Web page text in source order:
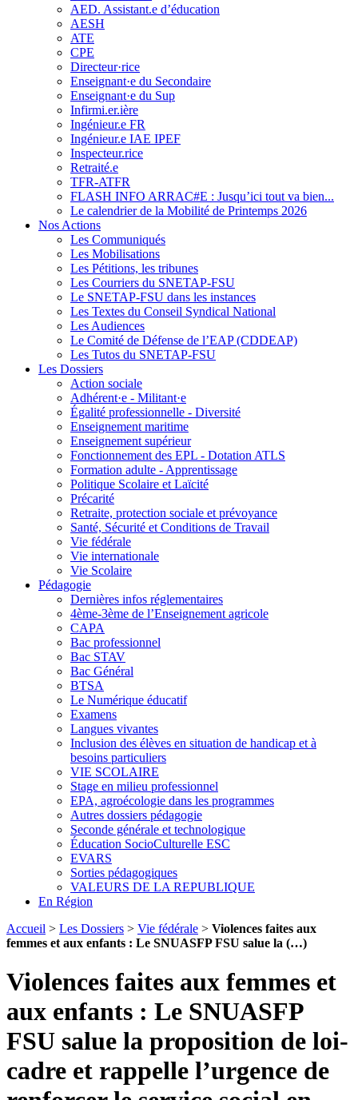
AED. Assistant.e d’éducation
AESH
ATE
CPE
Directeur·rice
Enseignant·e du Secondaire
Enseignant·e du Sup
Infirmi.er.ière
Ingénieur.e FR
Ingénieur.e IAE IPEF
Inspecteur.rice
Retraité.e
TFR-ATFR
FLASH INFO ARRAC#E : Jusqu’ici tout va bien...
Le calendrier de la Mobilité de Printemps 2026
Nos Actions
Les Communiqués
Les Mobilisations
Les Pétitions, les tribunes
Les Courriers du SNETAP-FSU
Le SNETAP-FSU dans les instances
Les Textes du Conseil Syndical National
Les Audiences
Le Comité de Défense de l’EAP (CDDEAP)
Les Tutos du SNETAP-FSU
Les Dossiers
Action sociale
Adhérent·e - Militant·e
Égalité professionnelle - Diversité
Enseignement maritime
Enseignement supérieur
Fonctionnement des EPL - Dotation ATLS
Formation adulte - Apprentissage
Politique Scolaire et Laïcité
Précarité
Retraite, protection sociale et prévoyance
Santé, Sécurité et Conditions de Travail
Vie fédérale
Vie internationale
Vie Scolaire
Pédagogie
Dernières infos réglementaires
4ème-3ème de l’Enseignement agricole
CAPA
Bac professionnel
Bac STAV
Bac Général
BTSA
Le Numérique éducatif
Examens
Langues vivantes
Inclusion des élèves en situation de handicap et à
besoins particuliers
VIE SCOLAIRE
Stage en milieu professionnel
EPA, agroécologie dans les programmes
Autres dossiers pédagogie
Seconde générale et technologique
Éducation SocioCulturelle ESC
EVARS
Sorties pédagogiques
VALEURS DE LA REPUBLIQUE
En Région
Accueil > Les Dossiers > Vie fédérale > Violences faites aux
femmes et aux enfants : Le SNUASFP FSU salue la (…)
Violences faites aux femmes et
aux enfants : Le SNUASFP
FSU salue la proposition de loi-
cadre et rappelle l’urgence de